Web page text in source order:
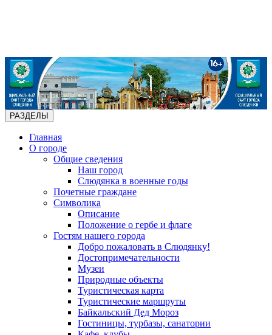
РАЗДЕЛЫ
Главная
О городе
Общие сведения
Наш город
Слюдянка в военные годы
Почетные граждане
Символика
Описание
Положение о гербе и флаге
Гостям нашего города
Добро пожаловать в Слюдянку!
Достопримечательности
Музеи
Природные объекты
Туристическая карта
Туристические маршруты
Байкальский Дед Мороз
Гостиницы, турбазы, санатории